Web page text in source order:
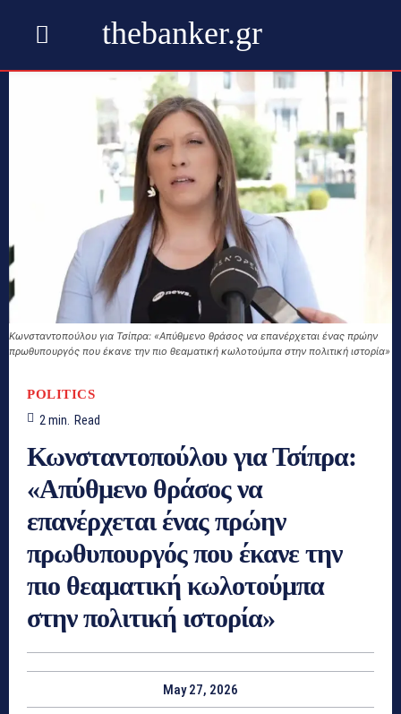
thebanker.gr
Κωνσταντοπούλου για Τσίπρα: «Απύθμενο θράσος να επανέρχεται ένας πρώην
πρωθυπουργός που έκανε την πιο θεαματική κωλοτούμπα στην πολιτική ιστορία»
POLITICS
2 min. Read
Κωνσταντοπούλου για Τσίπρα:
«Απύθμενο θράσος να
επανέρχεται ένας πρώην
πρωθυπουργός που έκανε την
πιο θεαματική κωλοτούμπα
στην πολιτική ιστορία»
May 27, 2026